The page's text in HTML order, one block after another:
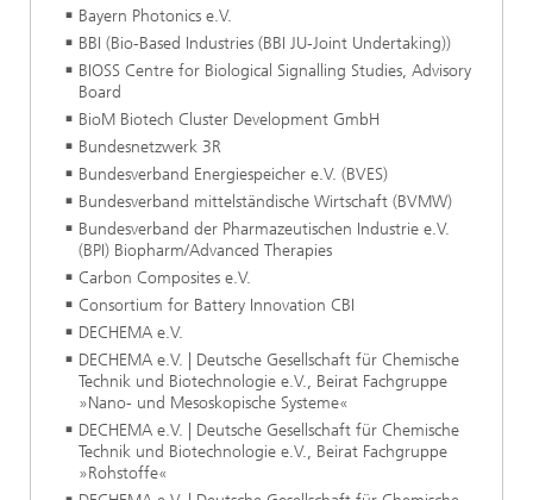
Bayern Photonics e.V.
BBI (Bio-Based Industries (BBI JU-Joint Undertaking))
BIOSS Centre for Biological Signalling Studies, Advisory
Board
BioM Biotech Cluster Development GmbH
Bundesnetzwerk 3R
Bundesverband Energiespeicher e.V. (BVES)
Bundesverband mittelständische Wirtschaft (BVMW)
Bundesverband der Pharmazeutischen Industrie e.V.
(BPI) Biopharm/Advanced Therapies
Carbon Composites e.V.
Consortium for Battery Innovation CBI
DECHEMA e.V.
DECHEMA e.V. | Deutsche Gesellschaft für Chemische
Technik und Biotechnologie e.V., Beirat Fachgruppe
»Nano- und Mesoskopische Systeme«
DECHEMA e.V. | Deutsche Gesellschaft für Chemische
Technik und Biotechnologie e.V., Beirat Fachgruppe
»Rohstoffe«